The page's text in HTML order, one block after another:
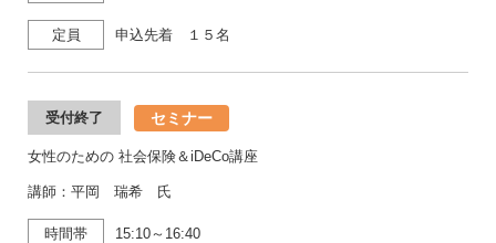
定員 申込先着 １５名
受付終了 セミナー
女性のための 社会保険＆iDeCo講座
講師：平岡 瑞希 氏
時間帯 15:10～16:40